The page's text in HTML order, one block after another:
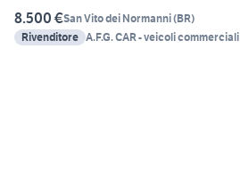
8.500 €San Vito dei Normanni(BR)
Rivenditore A.F.G. CAR - veicoli commerciali